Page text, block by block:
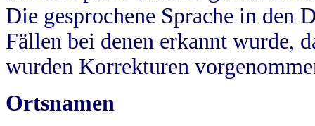
Die gesprochene Sprache in
Fällen bei denen erkannt wurde,
wurden Korrekturen
Ortsnamen